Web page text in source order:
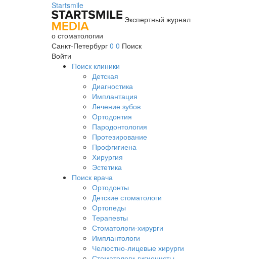
Startsmile
Экспертный журнал
о стоматологии
Санкт-Петербург 0 0 Поиск
Войти
Поиск клиники
Детская
Диагностика
Имплантация
Лечение зубов
Ортодонтия
Пародонтология
Протезирование
Профгигиена
Хирургия
Эстетика
Поиск врача
Ортодонты
Детские стоматологи
Ортопеды
Терапевты
Стоматологи-хирурги
Имплантологи
Челюстно-лицевые хирурги